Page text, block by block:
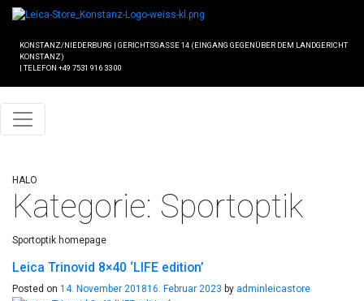
KONSTANZ/NIEDERBURG | GERICHTSGASSE 14 (EINGANG GEGENÜBER DEM LANDGERICHT
KONSTANZ)
| TELEFON +49 7531 916 33 00
HALO
Kategorie: Sportoptik
Sportoptik homepage
Leica Trinovid 8×40 ‘LIFE edition’
Posted on 14. November 201816. Februar 2023 by adminleicastore